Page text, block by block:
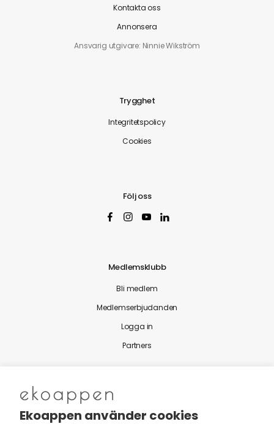
Kontakta oss
Annonsera
Ansvarig utgivare: Ninnie Wikström
Trygghet
Integritetspolicy
Cookies
Följ oss
Medlemsklubb
Bli medlem
Medlemserbjudanden
Logga in
Partners
Nytt från Ekoappen
Ekoappen använder cookies